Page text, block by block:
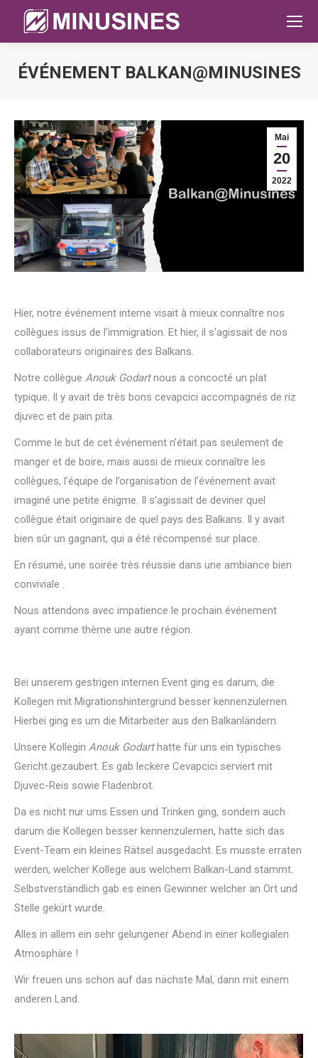
ÉVÉNEMENT BALKAN@MINUSINES
Mai
20
2022
Hier, notre événement interne visait à mieux connaître nos
collègues issus de l’immigration. Et hier, il s’agissait de nos
collaborateurs originaires des Balkans.
Notre collègue Anouk Godartnous a concocté un plat
typique. Il y avait de très bons cevapcici accompagnés de riz
djuvec et de pain pita.
Comme le but de cet événement n’était pas seulement de
manger et de boire, mais aussi de mieux connaître les
collègues, l’équipe de l’organisation de l’événement avait
imaginé une petite énigme. Il s’agissait de deviner quel
collègue était originaire de quel pays des Balkans. Il y avait
bien sûr un gagnant, qui a été récompensé sur place.
En résumé, une soirée très réussie dans une ambiance bien
conviviale .
Nous attendons avec impatience le prochain événement
ayant comme thème une autre région.
Bei unserem gestrigen internen Event ging es darum, die
Kollegen mit Migrationshintergrund besser kennenzulernen.
Hierbei ging es um die Mitarbeiter aus den Balkanländern.
Unsere Kollegin Anouk Godarthatte für uns ein typisches
Gericht gezaubert. Es gab leckere Cevapcici serviert mit
Djuvec-Reis sowie Fladenbrot.
Da es nicht nur ums Essen und Trinken ging, sondern auch
darum die Kollegen besser kennenzulernen, hatte sich das
Event-Team ein kleines Rätsel ausgedacht. Es musste erraten
werden, welcher Kollege aus welchem Balkan-Land stammt.
Selbstverständlich gab es einen Gewinner welcher an Ort und
Stelle gekürt wurde.
Alles in allem ein sehr gelungener Abend in einer kollegialen
Atmosphäre !
Wir freuen uns schon auf das nächste Mal, dann mit einem
anderen Land.